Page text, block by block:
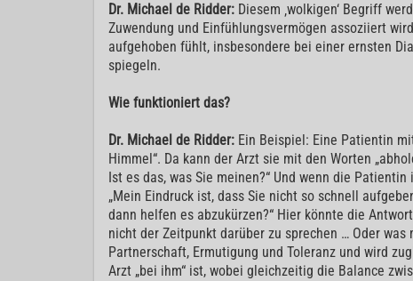
Dr. Michael de Ridder: Diesem ‚wolkigen‘ Begriff
Zuwendung und Einfühlungsvermögen assoziiert
aufgehoben fühlt, insbesondere bei einer ernsten
spiegeln.
Wie funktioniert das?
Dr. Michael de Ridder: Ein Beispiel: Eine Patientin
Himmel“. Da kann der Arzt sie mit den Worten
Ist es das, was Sie meinen?“ Und wenn die
„Mein Eindruck ist, dass Sie nicht so schnell
dann helfen es abzukürzen?“ Hier könnte die
nicht der Zeitpunkt darüber zu sprechen … Oder
Partnerschaft, Ermutigung und Toleranz und wird
Arzt „bei ihm“ ist, wobei gleichzeitig die Balance